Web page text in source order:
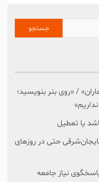
/ «روی بنر بنویسید؛
یا تعطیل
حتی در روزهای
نیاز جامعه